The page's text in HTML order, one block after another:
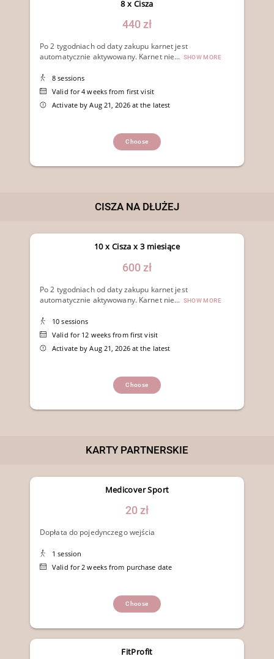
8 x Cisza
440 zł
Po 2 tygodniach od daty zakupu karnet jest
automatycznie aktywowany. Karnet nie... SHOW MORE
8 sessions
Valid for 4 weeks from first visit
Activate by Aug 21, 2026 at the latest
Choose
CISZA NA DŁUŻEJ
10 x Cisza x 3 miesiące
600 zł
Po 2 tygodniach od daty zakupu karnet jest
automatycznie aktywowany. Karnet nie...
SHOW MORE
10 sessions
Valid for 12 weeks from first visit
Activate by Aug 21, 2026 at the latest
Choose
KARTY PARTNERSKIE
Medicover Sport
20 zł
Dopłata do pojedynczego wejścia
1 session
Valid for 2 weeks from purchase date
Choose
FitProfit